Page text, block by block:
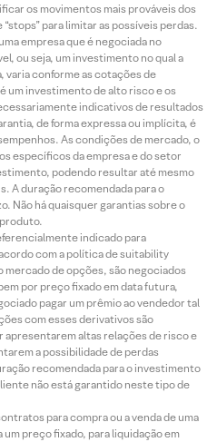
os movimentos mais prováveis dos
para limitar as possíveis perdas.
empresa que é negociada no
ou seja, um investimento no qual a
varia conforme as cotações de
um investimento de alto risco e os
indicativos de resultados
de forma expressa ou implícita, é
As condições de mercado, o
específicos da empresa e do setor
podendo resultar até mesmo
A duração recomendada para o
Não há quaisquer garantias sobre o
indicado para
com a política de suitability
de opções, são negociados
por preço fixado em data futura,
pagar um prêmio ao vendedor tal
com esses derivativos são
altas relações de risco e
a possibilidade de perdas
recomendada para o investimento
não está garantido neste tipo de
para compra ou a venda de uma
preço fixado, para liquidação em